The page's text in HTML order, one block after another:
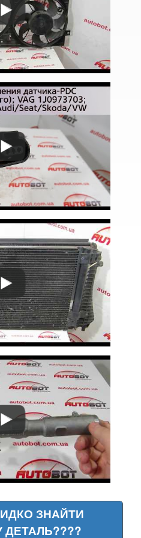
ЗНАЙТИ
ДЕТАЛЬ????